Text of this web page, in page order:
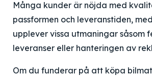
Många kunder är nöjda med
passformen och leveranstiden,
upplever vissa utmaningar såsom
leveranser eller hanteringen av
Om du funderar på att köpa